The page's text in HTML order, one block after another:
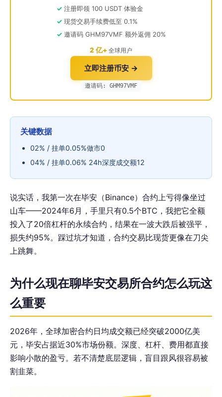
注册即领 100 USDT 体验金
现货交易手续费低至 0.1%
邀请码 GHM97VMF 额外返佣 20%
2 亿+ 全球用户
立即注册币安 →
邀请码: GHM97VMF
关键数据
02% / 挂单0.05%做市0
04% / 挂单0.06% 24h深度成交额12
说实话，我第一次在毕安（Binance）合约上亏得像坐过
山车——2024年6月，手里只有0.5个BTC，我把它全额
投入了20倍杠杆的永续合约，结果在一波大跌后被强平，
损失约95%。踩过坑才知道，合约交易比现货更像在刀尖
上跳舞。
为什么现在聊毕安交易所合约怎么玩这
么重要
2026年，全球加密合约日均成交额已经突破2000亿美
元，毕安占据近30%市场份额。深度、杠杆、费用都直接
影响小散的盈亏。若不清楚底层逻辑，盲目跟风很容易被
割韭菜。